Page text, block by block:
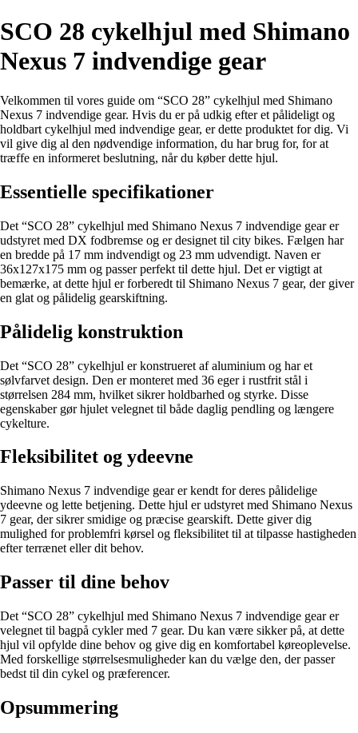
SCO 28 cykelhjul med Shimano
Nexus 7 indvendige gear
Velkommen til vores guide om “SCO 28” cykelhjul med Shimano
Nexus 7 indvendige gear. Hvis du er på udkig efter et pålideligt og
holdbart cykelhjul med indvendige gear, er dette produktet for dig. Vi
vil give dig al den nødvendige information, du har brug for, for at
træffe en informeret beslutning, når du køber dette hjul.
Essentielle specifikationer
Det “SCO 28” cykelhjul med Shimano Nexus 7 indvendige gear er
udstyret med DX fodbremse og er designet til city bikes. Fælgen har
en bredde på 17 mm indvendigt og 23 mm udvendigt. Naven er
36x127x175 mm og passer perfekt til dette hjul. Det er vigtigt at
bemærke, at dette hjul er forberedt til Shimano Nexus 7 gear, der giver
en glat og pålidelig gearskiftning.
Pålidelig konstruktion
Det “SCO 28” cykelhjul er konstrueret af aluminium og har et
sølvfarvet design. Den er monteret med 36 eger i rustfrit stål i
størrelsen 284 mm, hvilket sikrer holdbarhed og styrke. Disse
egenskaber gør hjulet velegnet til både daglig pendling og længere
cykelture.
Fleksibilitet og ydeevne
Shimano Nexus 7 indvendige gear er kendt for deres pålidelige
ydeevne og lette betjening. Dette hjul er udstyret med Shimano Nexus
7 gear, der sikrer smidige og præcise gearskift. Dette giver dig
mulighed for problemfri kørsel og fleksibilitet til at tilpasse hastigheden
efter terrænet eller dit behov.
Passer til dine behov
Det “SCO 28” cykelhjul med Shimano Nexus 7 indvendige gear er
velegnet til bagpå cykler med 7 gear. Du kan være sikker på, at dette
hjul vil opfylde dine behov og give dig en komfortabel køreoplevelse.
Med forskellige størrelsesmuligheder kan du vælge den, der passer
bedst til din cykel og præferencer.
Opsummering